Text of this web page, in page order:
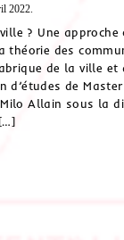
2022.
? Une approche
théorie des
de la ville
d’études de
Allain sous la